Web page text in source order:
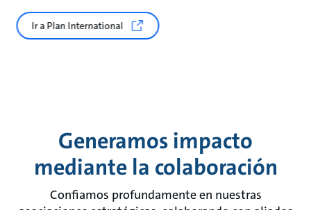
Ir a Plan International
Generamos impacto
mediante la colaboración
Confiamos profundamente en nuestras